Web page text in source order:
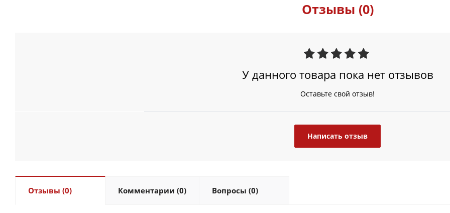
Отзывы (0)
У данного товара пока нет отзывов
Оставьте свой отзыв!
Написать отзыв
Отзывы (0) Комментарии (0) Вопросы (0)